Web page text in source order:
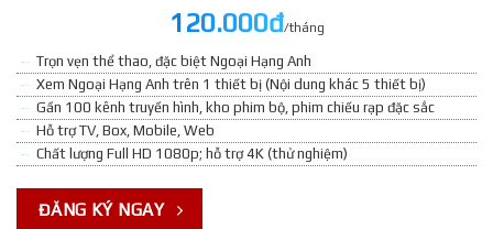
120.000đ/tháng
Trọn vẹn thể thao, đặc biệt Ngoại Hạng Anh
Xem Ngoại Hạng Anh trên 1 thiết bị (Nội dung khác 5 thiết bị)
Gần 100 kênh truyền hình, kho phim bộ, phim chiếu rạp đặc sắc
Hỗ trợ TV, Box, Mobile, Web
Chất lượng Full HD 1080p; hỗ trợ 4K (thử nghiệm)
ĐĂNG KÝ NGAY